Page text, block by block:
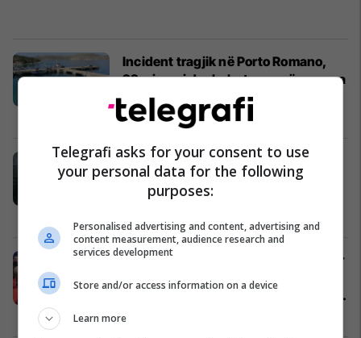
Incident tragjik në Porto Romano,
22-vjeçari dyshohet se u rrëzua nga
anija, humb jetën në vendngjarje
Shqipëri 16/09/2024
Vetura godet dy këmbësorë në
Lipjan, zyrtari policor detyrohet të
përdorë edhe armën
Nesër mbahet seanca gjyqësore për
31-vjeçarin që qëlloi me grusht
Berishën, dy akuzat që rëndojnë mbi
të
Shqipëri
Telegrafi asks for your consent to use
your personal data for the following
purposes:
Personalised advertising and content, advertising and
content measurement, audience research and
services development
Store and/or access information on a device
Learn more